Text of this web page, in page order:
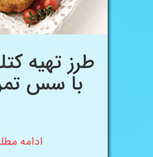
طرز تهیه
با سس
ادامه